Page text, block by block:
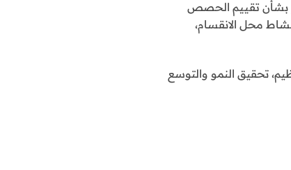
بشأن تقييم الحصص
محل الانقسام،
تحقيق النمو والتوسع